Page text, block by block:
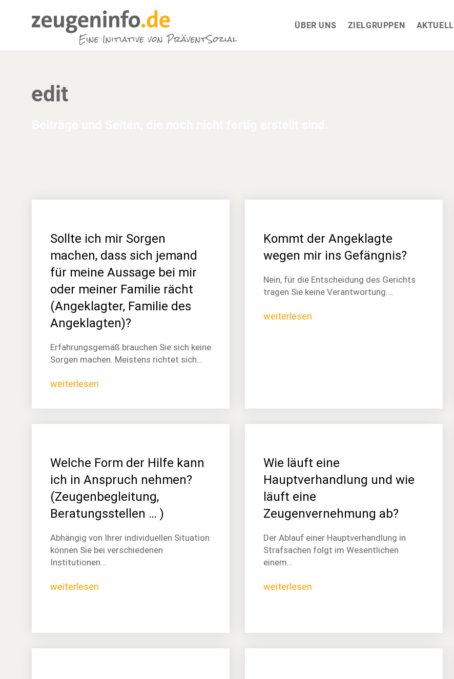
ÜBER UNS ZIELGRUPPEN AKTUELL
edit
Sollte ich mir Sorgen
machen, dass sich jemand
für meine Aussage bei mir
oder meiner Familie rächt
(Angeklagter, Familie des
Angeklagten)?
Erfahrungsgemäß brauchen Sie sich keine
Sorgen machen. Meistens richtet sich…
weiterlesen
Kommt der Angeklagte
wegen mir ins Gefängnis?
Nein, für die Entscheidung des Gerichts
tragen Sie keine Verantwortung.…
weiterlesen
Welche Form der Hilfe kann
ich in Anspruch nehmen?
(Zeugenbegleitung,
Beratungsstellen … )
Abhängig von Ihrer individuellen Situation
können Sie bei verschiedenen
Institutionen…
weiterlesen
Wie läuft eine
Hauptverhandlung und wie
läuft eine
Zeugenvernehmung ab?
Der Ablauf einer Hauptverhandlung in
Strafsachen folgt im Wesentlichen
einem…
weiterlesen